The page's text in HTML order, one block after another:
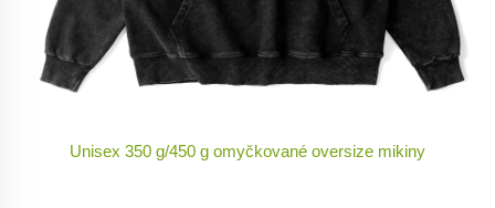
Unisex 350 g/450 g omyčkované oversize mikiny